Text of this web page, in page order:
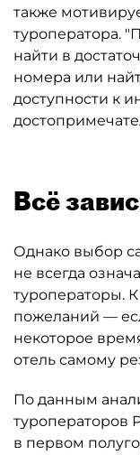
также
туроператора.
найти в
номера или
доступности к
Всё
Однако выбор
не всегда
туроператоры.
пожеланий —
некоторое
отель самому
По данным
туроператоров
в первом